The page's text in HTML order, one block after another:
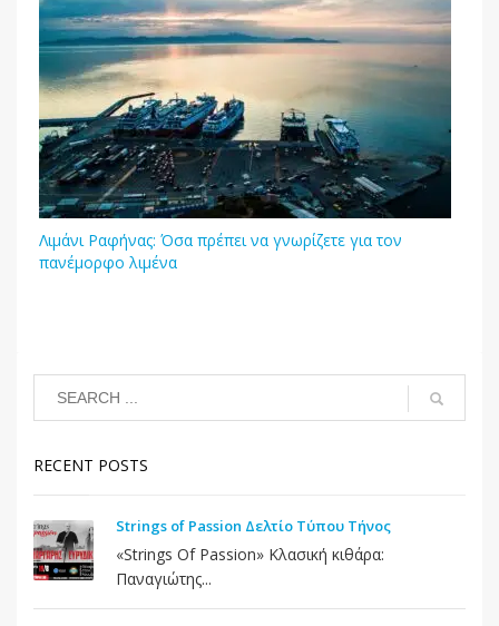
Λιμάνι Ραφήνας: Όσα πρέπει να γνωρίζετε για τον
πανέμορφο λιμένα
RECENT POSTS
Strings of Passion Δελτίο Τύπου Τήνος
«Strings Of Passion» Κλασική κιθάρα:
Παναγιώτης...